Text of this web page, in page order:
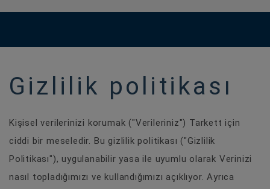
Gizlilik politikası
Kişisel verilerinizi korumak ("Verileriniz") Tarkett için
ciddi bir meseledir. Bu gizlilik politikası ("Gizlilik
Politikası"), uygulanabilir yasa ile uyumlu olarak Verinizi
nasıl topladığımızı ve kullandığımızı açıklıyor. Ayrıca